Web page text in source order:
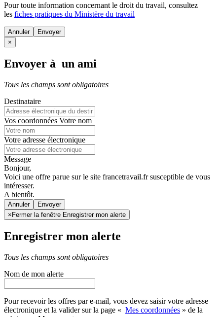
Pour toute information concernant le droit du travail, consultez
les fiches pratiques du Ministère du travail
Annuler
×
Envoyer à un ami
Tous les champs sont obligatoires
Destinataire
Vos coordonnées Votre nom
Votre adresse électronique
Message
Bonjour,
Voici une offre parue sur le site francetravail.fr susceptible de vous
intéresser.
A bientôt.
Annuler
× Fermer la fenêtre Enregistrer mon alerte
Enregistrer mon alerte
Tous les champs sont obligatoires
Nom de mon alerte
Pour recevoir les offres par e-mail, vous devez saisir votre adresse
électronique et la valider sur la page « Mes coordonnées » de la